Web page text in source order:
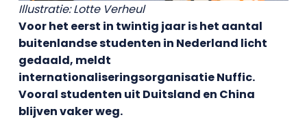
Illustratie: Lotte Verheul
Voor het eerst in twintig jaar is het aantal
buitenlandse studenten in Nederland licht
gedaald, meldt
internationaliseringsorganisatie Nuffic.
Vooral studenten uit Duitsland en China
blijven vaker weg.